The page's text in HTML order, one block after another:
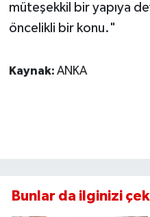
müteşekkil bir yapıya
öncelikli bir konu."
Kaynak: ANKA
Bunlar da ilginizi